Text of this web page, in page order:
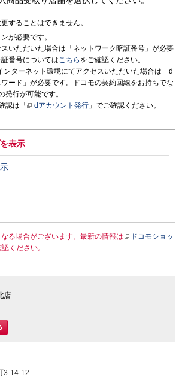
することはできません。
が必要です。
スいただいた場合は「ネットワーク暗証番号」が必要
番号についてはこちら をご確認ください。
ンターネット環境にてアクセスいただいた場合は「d
ード」が必要です。ドコモの契約回線をお持ちでな
発行が可能です。
認は「
dアカウント発行 」でご確認ください。
表示
る場合がございます。最新の情報は
ドコモショッ
ください。
店
3-14-12